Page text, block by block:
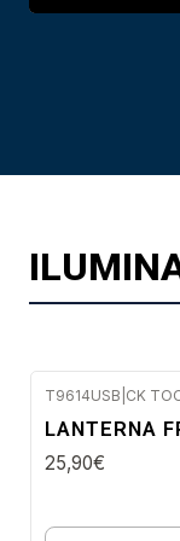
T9614USB CK
LANTERNA
25,90€